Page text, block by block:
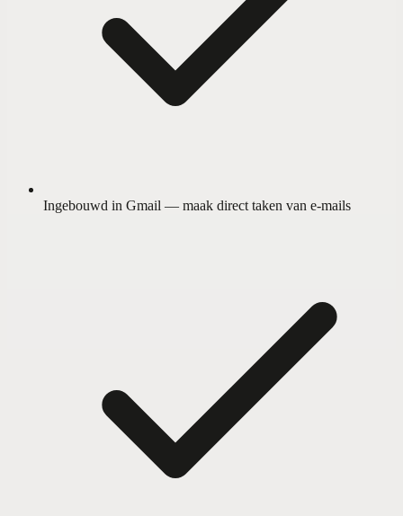
Ingebouwd in Gmail — maak direct taken van e-mails